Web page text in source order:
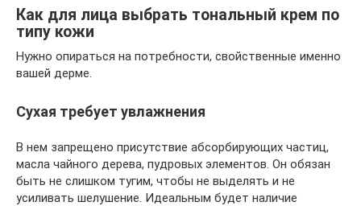
Как для лица выбрать тональный крем по
типу кожи
Нужно опираться на потребности, свойственные именно
вашей дерме.
Сухая требует увлажнения
В нем запрещено присутствие абсорбирующих частиц,
масла чайного дерева, пудровых элементов. Он обязан
быть не слишком тугим, чтобы не выделять и не
усиливать шелушение. Идеальным будет наличие